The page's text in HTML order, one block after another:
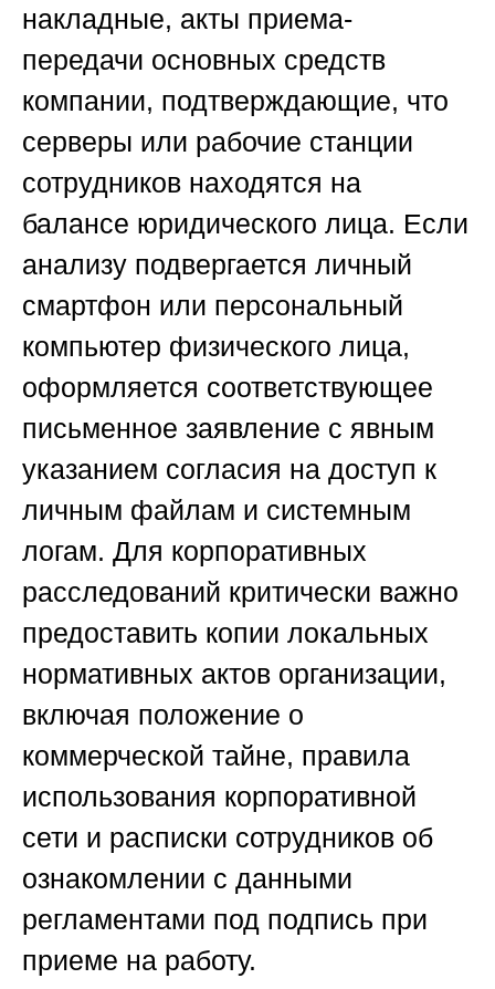
накладные, акты приема-
передачи основных средств
компании, подтверждающие, что
серверы или рабочие станции
сотрудников находятся на
балансе юридического лица. Если
анализу подвергается личный
смартфон или персональный
компьютер физического лица,
оформляется соответствующее
письменное заявление с явным
указанием согласия на доступ к
личным файлам и системным
логам. Для корпоративных
расследований критически важно
предоставить копии локальных
нормативных актов организации,
включая положение о
коммерческой тайне, правила
использования корпоративной
сети и расписки сотрудников об
ознакомлении с данными
регламентами под подпись при
приеме на работу.